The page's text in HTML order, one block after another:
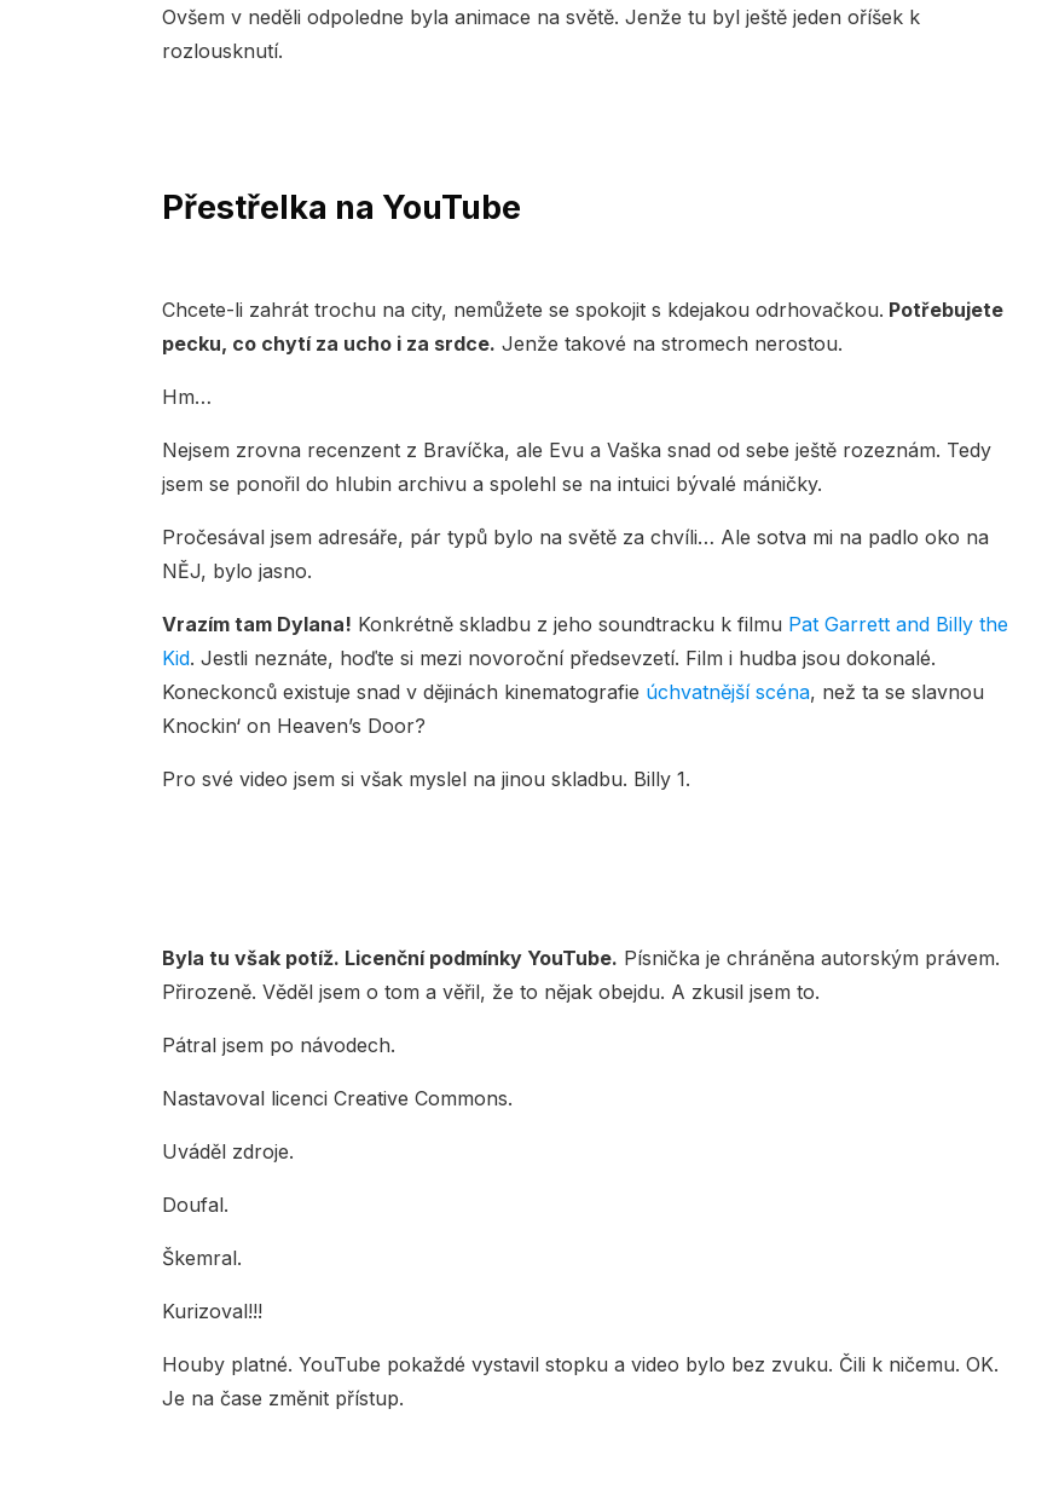
Ovšem v neděli odpoledne byla animace na světě. Jenže tu byl ještě jeden oříšek k
rozlousknutí.
Přestřelka na YouTube
Chcete-li zahrát trochu na city, nemůžete se spokojit s kdejakou odrhovačkou. Potřebujete
pecku, co chytí za ucho i za srdce. Jenže takové na stromech nerostou.
Hm…
Nejsem zrovna recenzent z Bravíčka, ale Evu a Vaška snad od sebe ještě rozeznám. Tedy
jsem se ponořil do hlubin archivu a spolehl se na intuici bývalé máničky.
Pročesával jsem adresáře, pár typů bylo na světě za chvíli… Ale sotva mi na padlo oko na
NĚJ, bylo jasno.
Vrazím tam Dylana! Konkrétně skladbu z jeho soundtracku k filmu Pat Garrett and Billy the
Kid. Jestli neznáte, hoďte si mezi novoroční předsevzetí. Film i hudba jsou dokonalé.
Koneckonců existuje snad v dějinách kinematografie úchvatnější scéna, než ta se slavnou
Knockin‘ on Heaven’s Door?
Pro své video jsem si však myslel na jinou skladbu. Billy 1.
Byla tu však potíž. Licenční podmínky YouTube. Písnička je chráněna autorským právem.
Přirozeně. Věděl jsem o tom a věřil, že to nějak obejdu. A zkusil jsem to.
Pátral jsem po návodech.
Nastavoval licenci Creative Commons.
Uváděl zdroje.
Doufal.
Škemral.
Kurizoval!!!
Houby platné. YouTube pokaždé vystavil stopku a video bylo bez zvuku. Čili k ničemu. OK.
Je na čase změnit přístup.